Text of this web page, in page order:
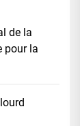
de la
pour la